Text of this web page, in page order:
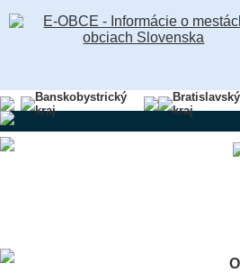
Banskobystrický
kraj
Bratislavský
kraj